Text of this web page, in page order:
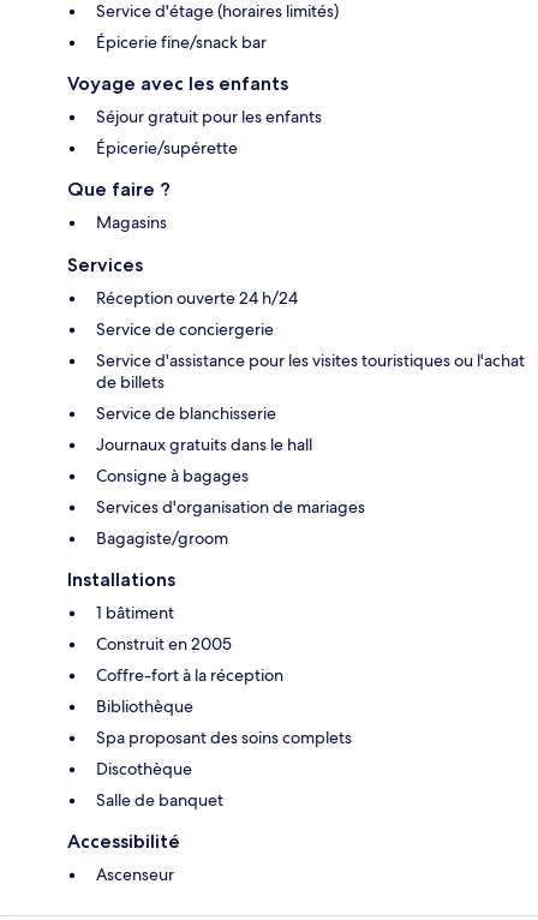
Service d'étage (horaires limités)
Épicerie fine/snack bar
Voyage avec les enfants
Séjour gratuit pour les enfants
Épicerie/supérette
Que faire ?
Magasins
Services
Réception ouverte 24 h/24
Service de conciergerie
Service d'assistance pour les visites touristiques ou l'achat
de billets
Service de blanchisserie
Journaux gratuits dans le hall
Consigne à bagages
Services d'organisation de mariages
Bagagiste/groom
Installations
1 bâtiment
Construit en 2005
Coffre-fort à la réception
Bibliothèque
Spa proposant des soins complets
Discothèque
Salle de banquet
Accessibilité
Ascenseur